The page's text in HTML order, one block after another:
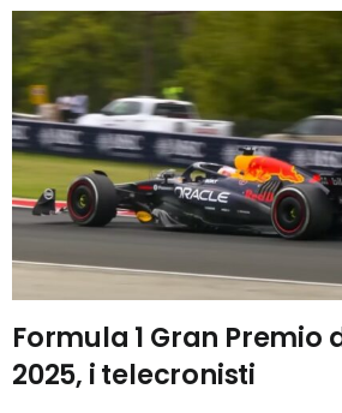
Formula 1 Gran Premio
2025, i telecronisti